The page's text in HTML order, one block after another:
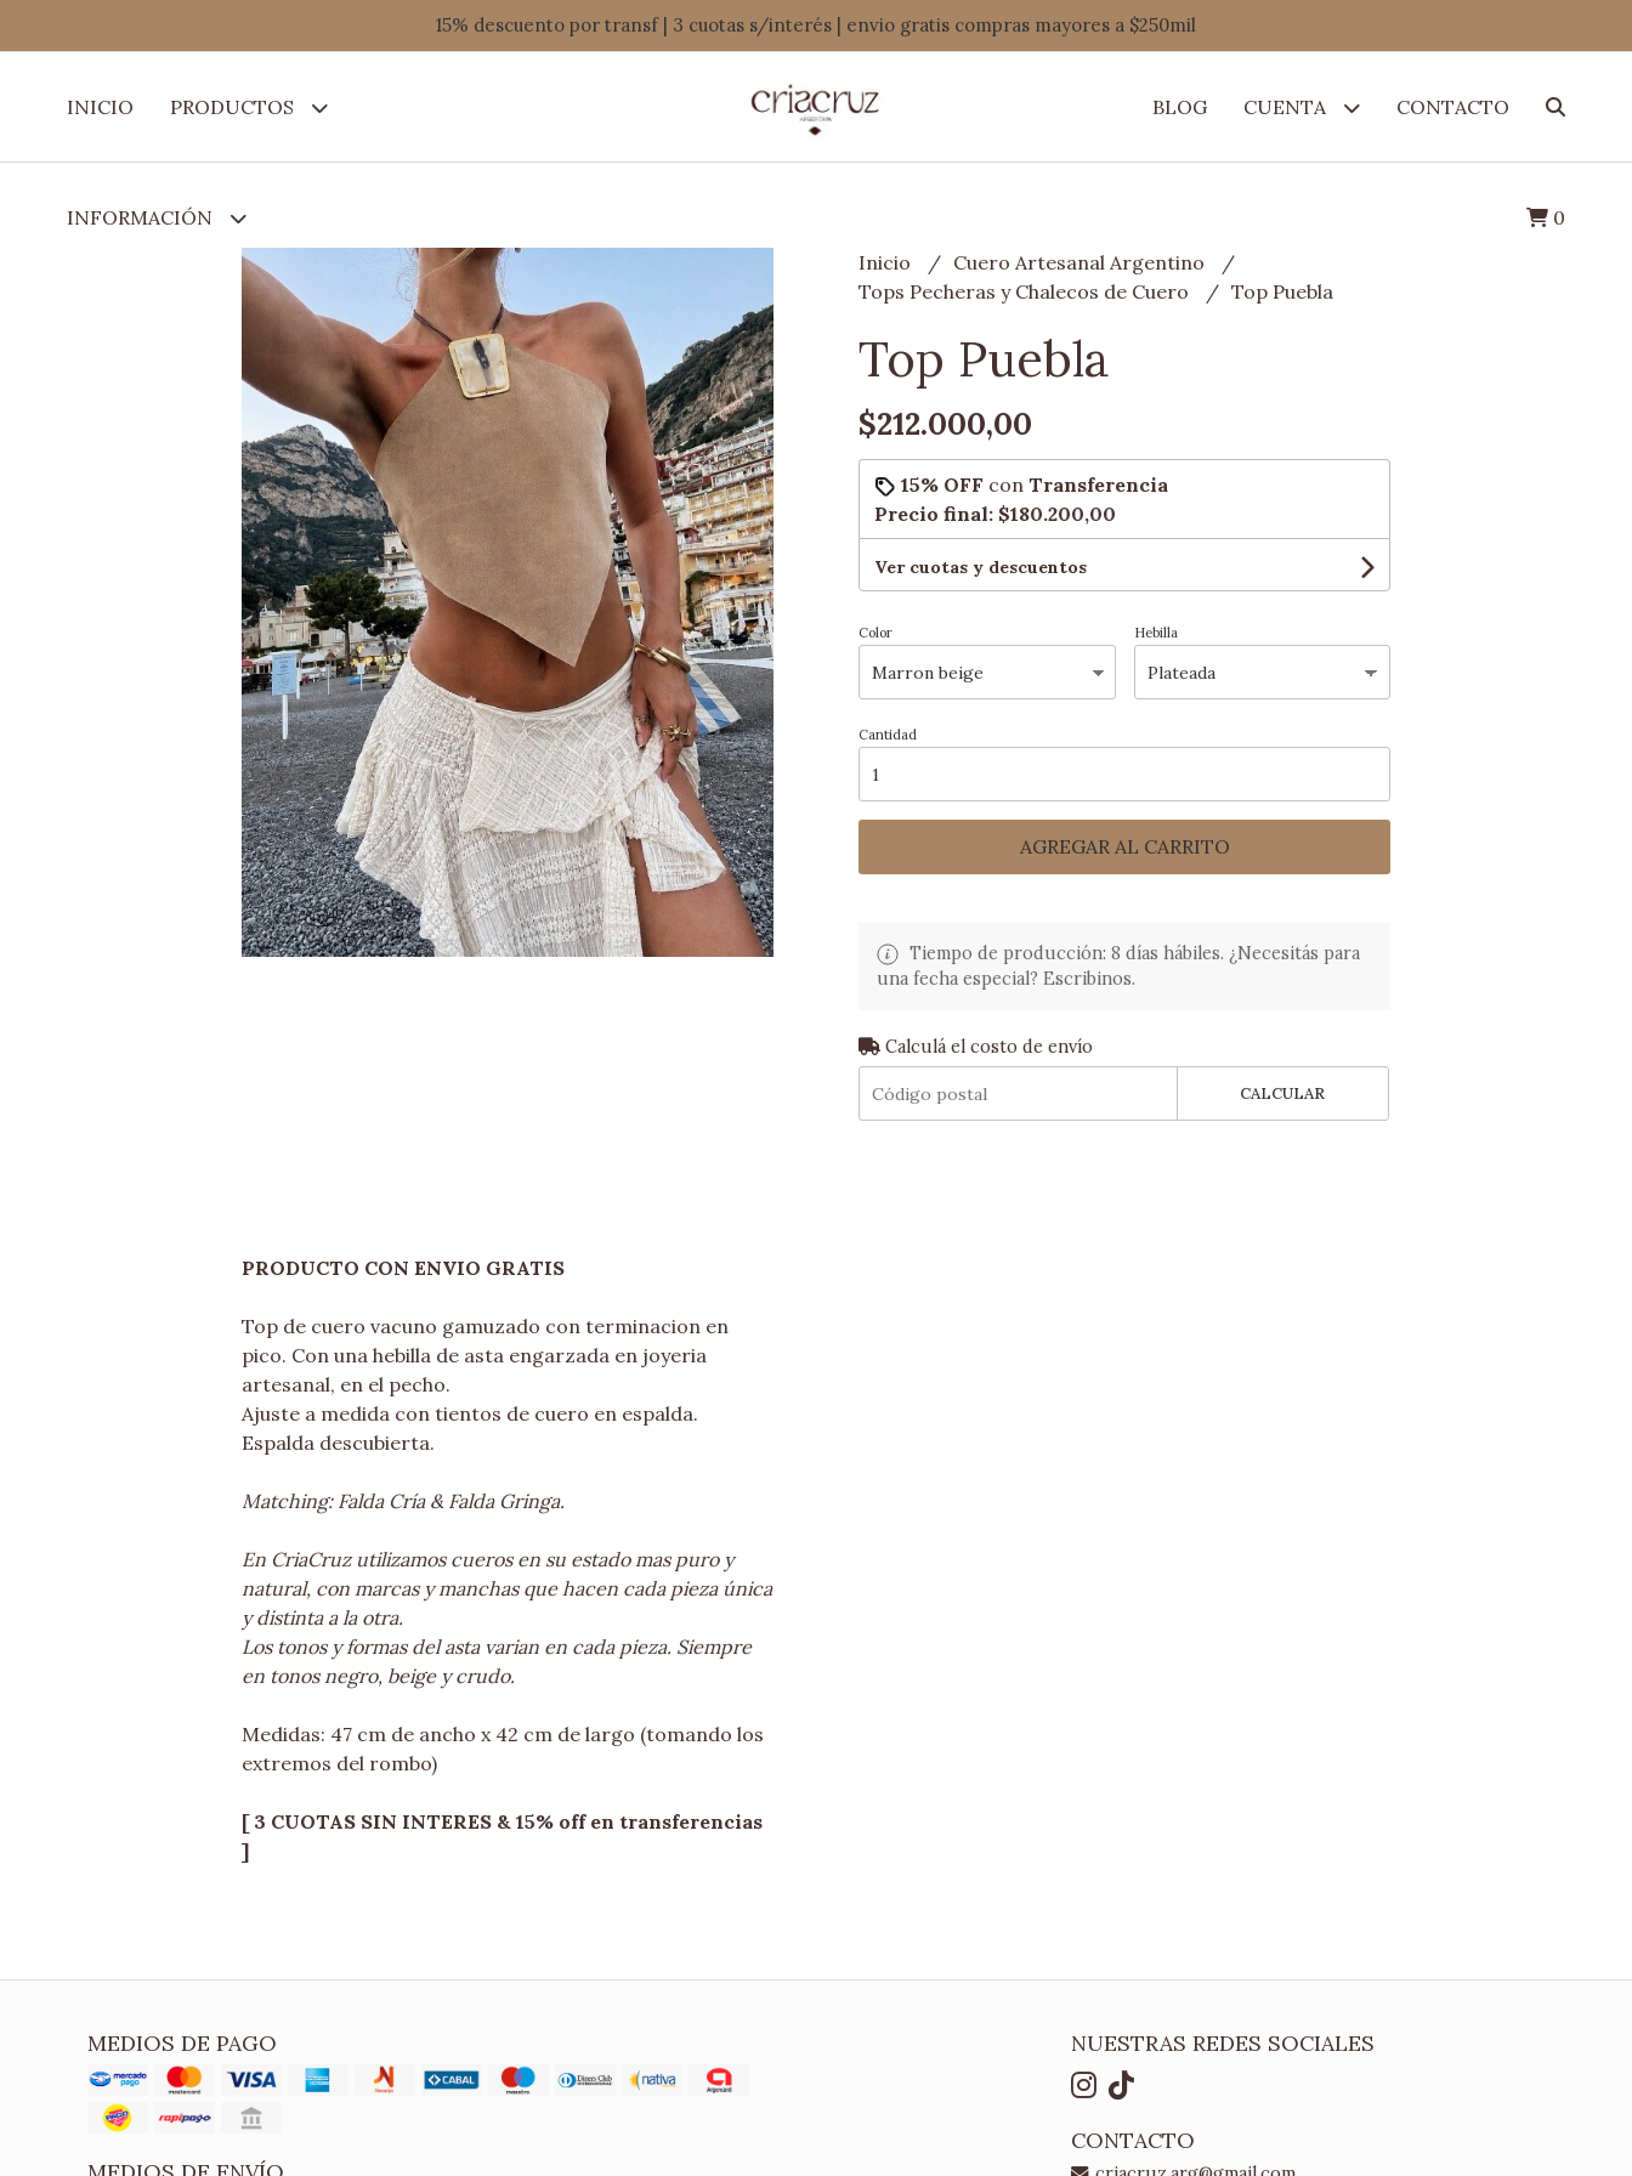
15% descuento por transf | 3 cuotas s/interés | envio gratis compras mayores a $250mil
INICIO PRODUCTOS
INFORMACIÓN
BLOG CUENTA CONTACTO
0
PRODUCTO CON ENVIO GRATIS
Top de cuero vacuno gamuzado con terminacion en
pico. Con una hebilla de asta engarzada en joyeria
artesanal, en el pecho.
Ajuste a medida con tientos de cuero en espalda.
Espalda descubierta.
Matching: Falda Cría & Falda Gringa.
En CriaCruz utilizamos cueros en su estado mas puro y
natural, con marcas y manchas que hacen cada pieza única
y distinta a la otra.
Los tonos y formas del asta varian en cada pieza. Siempre
en tonos negro, beige y crudo.
Medidas: 47 cm de ancho x 42 cm de largo (tomando los
extremos del rombo)
[ 3 CUOTAS SIN INTERES & 15% off en transferencias
]
Inicio
Cuero Artesanal Argentino
Tops Pecheras y Chalecos de Cuero
Top Puebla
Top Puebla
$212.000,00
15% OFF con Transferencia
Precio final: $180.200,00
Ver cuotas y descuentos
Color Hebilla
Cantidad
AGREGAR AL CARRITO
Tiempo de producción: 8 días hábiles. ¿Necesitás para
una fecha especial? Escribinos.
Calculá el costo de envío
CALCULAR
MEDIOS DE PAGO NUESTRAS REDES SOCIALES
CONTACTO